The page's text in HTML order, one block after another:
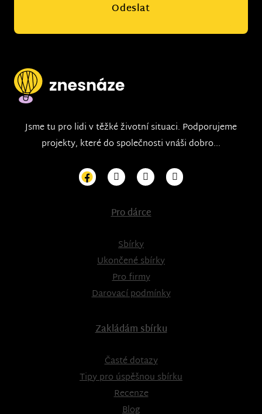
Odeslat
Jsme tu pro lidi v těžké životní situaci. Podporujeme
projekty, které do společnosti vnáši dobro...
Pro dárce
Sbírky
Ukončené sbírky
Pro firmy
Darovací podmínky
Zakládám sbírku
Časté dotazy
Tipy pro úspěšnou sbírku
Recenze
Blog